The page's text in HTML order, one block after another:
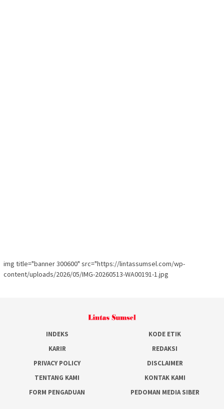
img title="banner 300600" src="https://lintassumsel.com/wp-
content/uploads/2026/05/IMG-20260513-WA00191-1.jpg
INDEKS
KODE ETIK
KARIR
REDAKSI
PRIVACY POLICY
DISCLAIMER
TENTANG KAMI
KONTAK KAMI
FORM PENGADUAN
PEDOMAN MEDIA SIBER